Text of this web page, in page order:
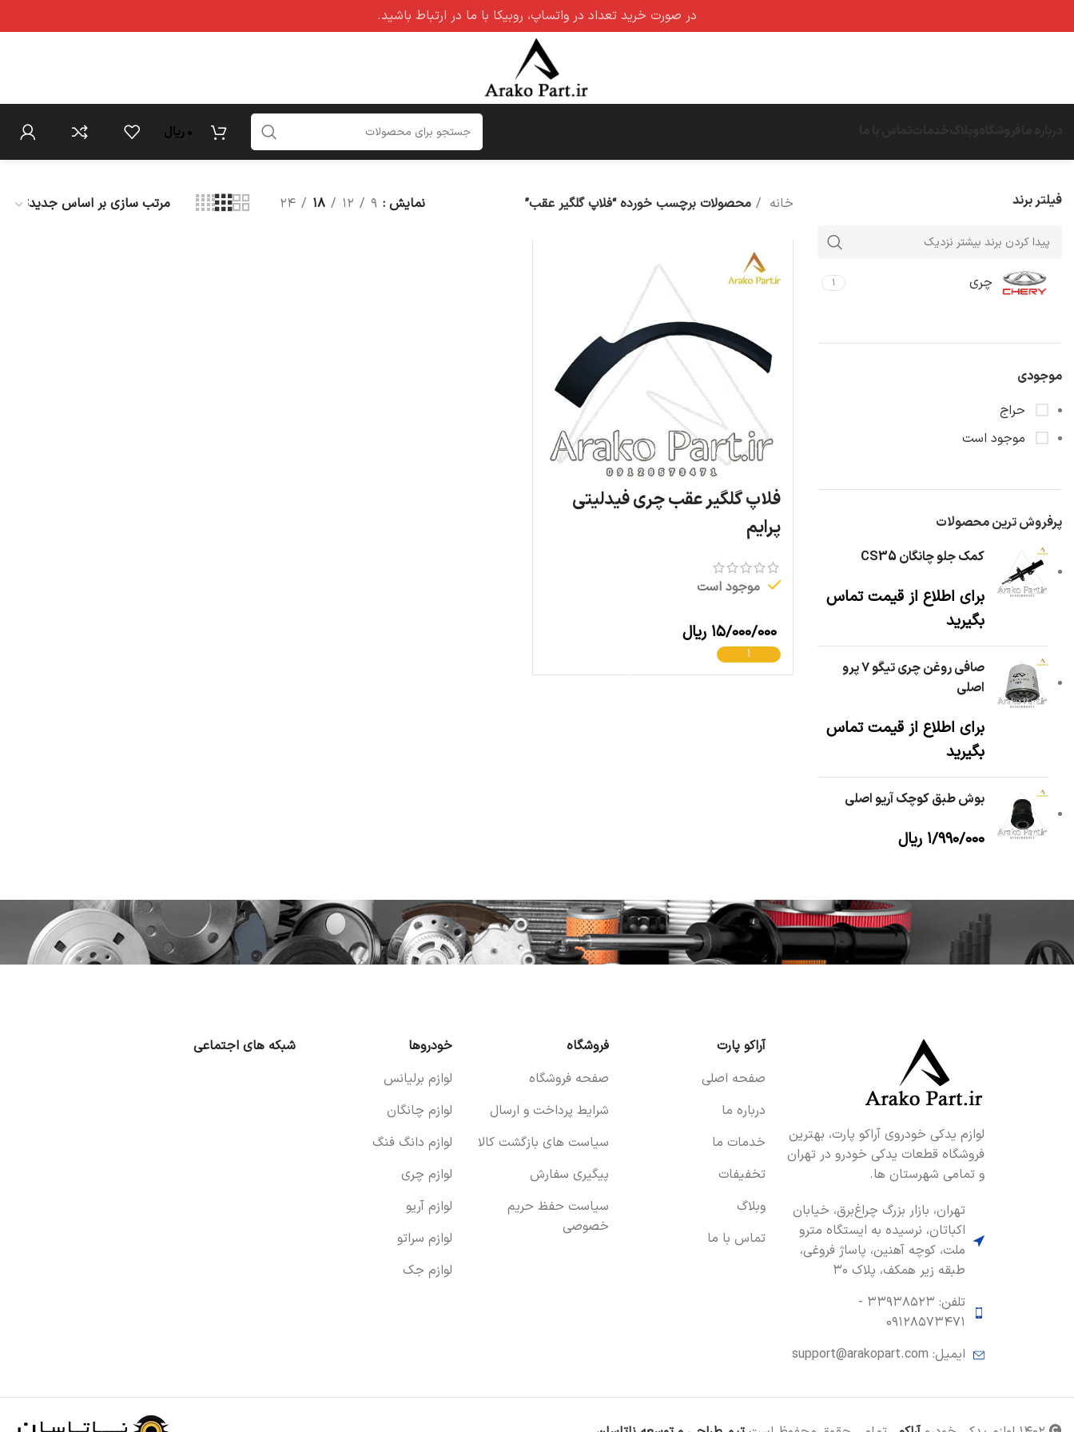
0 ریال
فیلتر برند
چری ۱
موجودی
حراج
موجود است
پرفروش ترین محصولات
کمک جلو چانگان CS35
برای اطلاع از قیمت تماس
بگیرید
صافی روغن چری تیگو ۷ پرو
اصلی
برای اطلاع از قیمت تماس
بگیرید
بوش طبق کوچک آریو اصلی
۱/۹۹۰/۰۰۰ ریال
خانه محصولات برچسب خورده “فلاپ گلگیر عقب” نمایش ۹ ۱۲ ۱۸ ۲۴
فلاپ گلگیر عقب چری فیدلیتی
پرایم
موجود است
۱۵/۰۰۰/۰۰۰ ریال
لوازم یدکی خودروی آراکو پارت، بهترین
فروشگاه قطعات یدکی خودرو در تهران
و تمامی شهرستان ها.
تهران، بازار بزرگ چراغ‌برق، خیابان
اکباتان، نرسیده به ایستگاه مترو
ملت، کوچه آهنین، پاساژ فروغی،
طبقه زیر همکف، پلاک ۳۰
تلفن: ۳۳۹۳۸۵۲۳ -
۰۹۱۲۸۵۷۳۴۷۱
ایمیل: support@arakopart.com
آراکو پارت
صفحه اصلی
درباره ما
خدمات ما
تخفیفات
وبلاگ
تماس با ما
فروشگاه
صفحه فروشگاه
شرایط پرداخت و ارسال
سیاست های بازگشت کالا
پیگیری سفارش
سیاست حفظ حریم
خصوصی
خودروها
لوازم برلیانس
لوازم چانگان
لوازم دانگ فنگ
لوازم چری
لوازم آریو
لوازم سراتو
لوازم جک
شبکه های اجتماعی
در صورت خرید تعداد در واتساپ، روبیکا با ما در ارتباط باشید.